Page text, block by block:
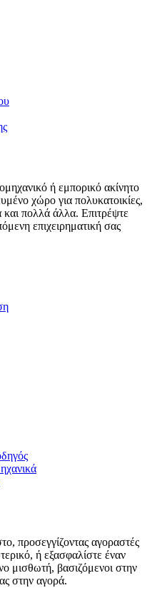
ή εμπορικό ακίνητο
χώρο για πολυκατοικίες,
και πολλά άλλα. Επιτρέψτε
επιχειρηματική σας
προσεγγίζοντας αγοραστές
ή εξασφαλίστε έναν
μισθωτή, βασιζόμενοι στην
στην αγορά.